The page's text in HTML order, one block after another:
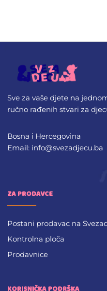
Sve za vaše djete na
ručno rađenih stvari za
Bosna i Hercegovina
Email: info@svezadjecu.ba
ZA PRODAVCE
Postani prodavac na
Kontrolna ploča
Prodavnice